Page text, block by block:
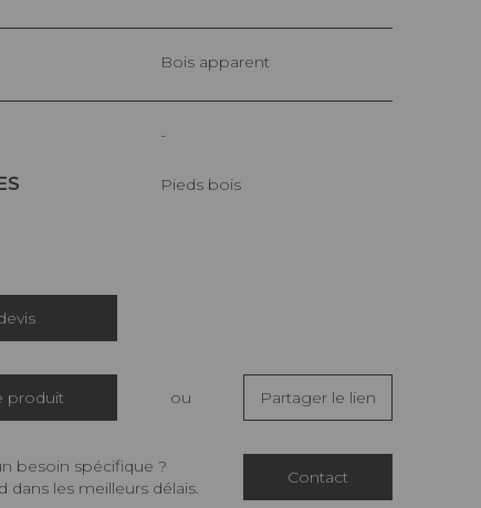
Bois apparent
-
Pieds bois
produit ou Partager le lien
besoin spécifique ?
les meilleurs délais.
Contact